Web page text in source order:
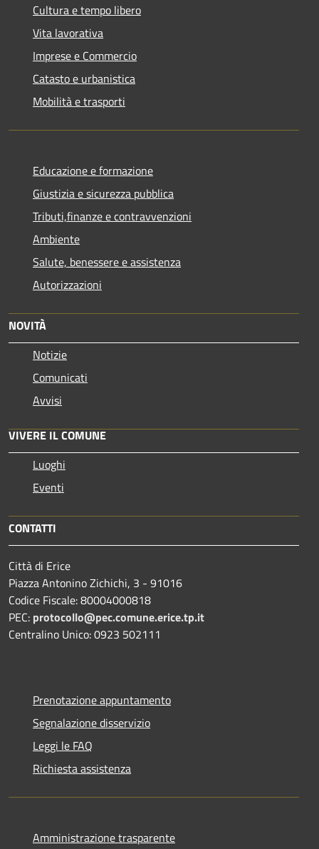
Cultura e tempo libero
Vita lavorativa
Imprese e Commercio
Catasto e urbanistica
Mobilità e trasporti
Educazione e formazione
Giustizia e sicurezza pubblica
Tributi,finanze e contravvenzioni
Ambiente
Salute, benessere e assistenza
Autorizzazioni
NOVITÀ
Notizie
Comunicati
Avvisi
VIVERE IL COMUNE
Luoghi
Eventi
CONTATTI
Città di Erice
Piazza Antonino Zichichi, 3 - 91016
Codice Fiscale: 80004000818
PEC: protocollo@pec.comune.erice.tp.it
Centralino Unico: 0923 502111
Prenotazione appuntamento
Segnalazione disservizio
Leggi le FAQ
Richiesta assistenza
Amministrazione trasparente